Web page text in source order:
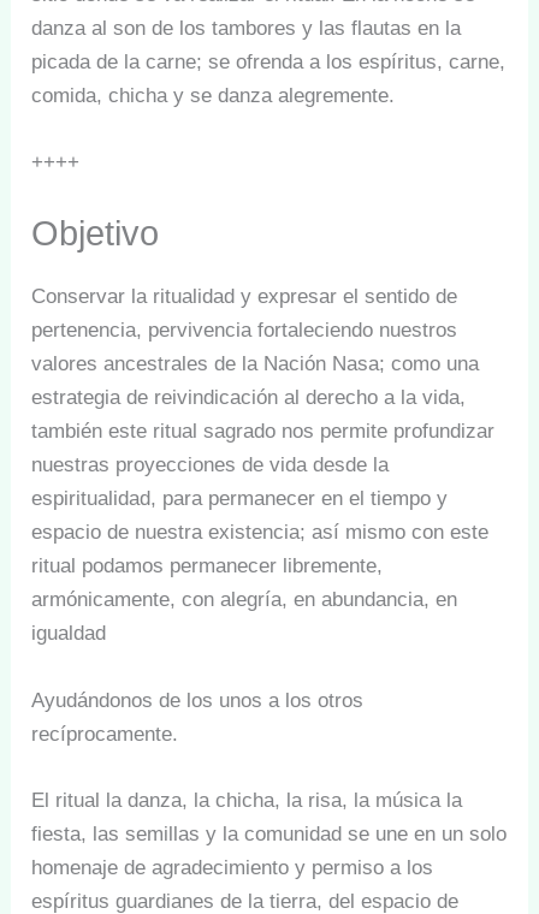
danza al son de los tambores y las flautas en la
picada de la carne; se ofrenda a los espíritus, carne,
comida, chicha y se danza alegremente.
++++
Objetivo
Conservar la ritualidad y expresar el sentido de
pertenencia, pervivencia fortaleciendo nuestros
valores ancestrales de la Nación Nasa; como una
estrategia de reivindicación al derecho a la vida,
también este ritual sagrado nos permite profundizar
nuestras proyecciones de vida desde la
espiritualidad, para permanecer en el tiempo y
espacio de nuestra existencia; así mismo con este
ritual podamos permanecer libremente,
armónicamente, con alegría, en abundancia, en
igualdad
Ayudándonos de los unos a los otros
recíprocamente.
El ritual la danza, la chicha, la risa, la música la
fiesta, las semillas y la comunidad se une en un solo
homenaje de agradecimiento y permiso a los
espíritus guardianes de la tierra, del espacio de